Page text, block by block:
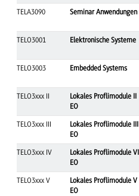
TELA3090 Seminar Anwendungen
TELO3001 Elektronische Systeme
TELO3003 Embedded Systems
TELO3xxx II
Lokales Proflimodule II
EO
TELO3xxx III
Lokales Proflimodule III
EO
TELO3xxx IV
Lokales Proflimodule VI
EO
TELO3xxx V
Lokales Proflimodule V
EO